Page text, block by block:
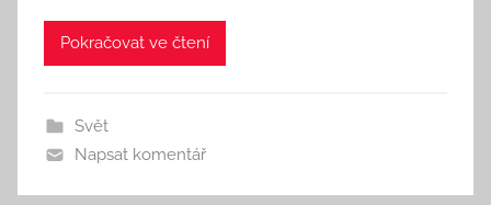
u
Pokračovat ve čtení
Svět
Napsat komentář